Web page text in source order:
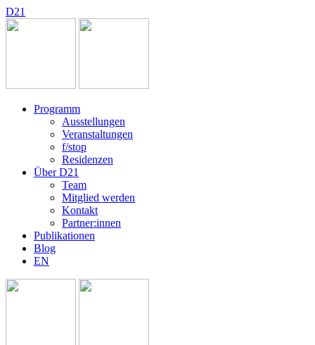
D21
Programm
Ausstellungen
Veranstaltungen
f/stop
Residenzen
Über D21
Team
Mitglied werden
Kontakt
Partner:innen
Publikationen
Blog
EN